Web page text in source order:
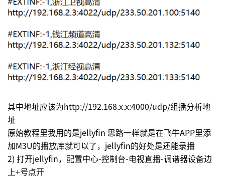
其中地址应该为http://192.168.x.x:4000/udp/组播分析地
址
原始教程里我用的是jellyfin 思路一样就是在飞牛APP里添
加M3U的播放库就可以了，jellyfin的好处是还能录播
2) 打开jellyfin，配置中心-控制台-电视直播-调谐器设备边
上+号点开